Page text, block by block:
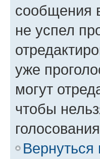
сообщения
не успел
уже
могут
чтобы
Вернуться